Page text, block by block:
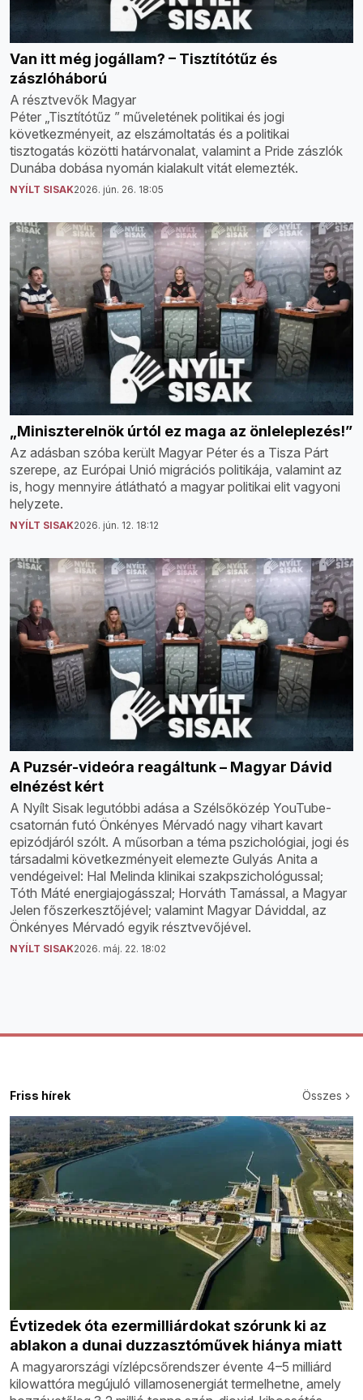
Van itt még jogállam? – Tisztítótűz és
zászlóháború
A résztvevők Magyar
Péter „Tisztítótűz ” műveletének politikai és jogi
következményeit, az elszámoltatás és a politikai
tisztogatás közötti határvonalat, valamint a Pride zászlók
Dunába dobása nyomán kialakult vitát elemezték.
NYÍLT SISAK2026. jún. 26. 18:05
„Miniszterelnök úrtól ez maga az önleleplezés!”
Az adásban szóba került Magyar Péter és a Tisza Párt
szerepe, az Európai Unió migrációs politikája, valamint az
is, hogy mennyire átlátható a magyar politikai elit vagyoni
helyzete.
NYÍLT SISAK2026. jún. 12. 18:12
A Puzsér-videóra reagáltunk – Magyar Dávid
elnézést kért
A Nyílt Sisak legutóbbi adása a Szélsőközép YouTube-
csatornán futó Önkényes Mérvadó nagy vihart kavart
epizódjáról szólt. A műsorban a téma pszichológiai, jogi és
társadalmi következményeit elemezte Gulyás Anita a
vendégeivel: Hal Melinda klinikai szakpszichológussal;
Tóth Máté energiajogásszal; Horváth Tamással, a Magyar
Jelen főszerkesztőjével; valamint Magyar Dáviddal, az
Önkényes Mérvadó egyik résztvevőjével.
NYÍLT SISAK2026. máj. 22. 18:02
Friss hírek Összes
Évtizedek óta ezermilliárdokat szórunk ki az
ablakon a dunai duzzasztóművek hiánya miatt
A magyarországi vízlépcsőrendszer évente 4–5 milliárd
kilowattóra megújuló villamosenergiát termelhetne, amely